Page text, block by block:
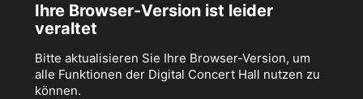
Ihre Browser-Version ist leider
veraltet
Bitte aktualisieren Sie Ihre Browser-Version, um
alle Funktionen der Digital Concert Hall nutzen zu
können.